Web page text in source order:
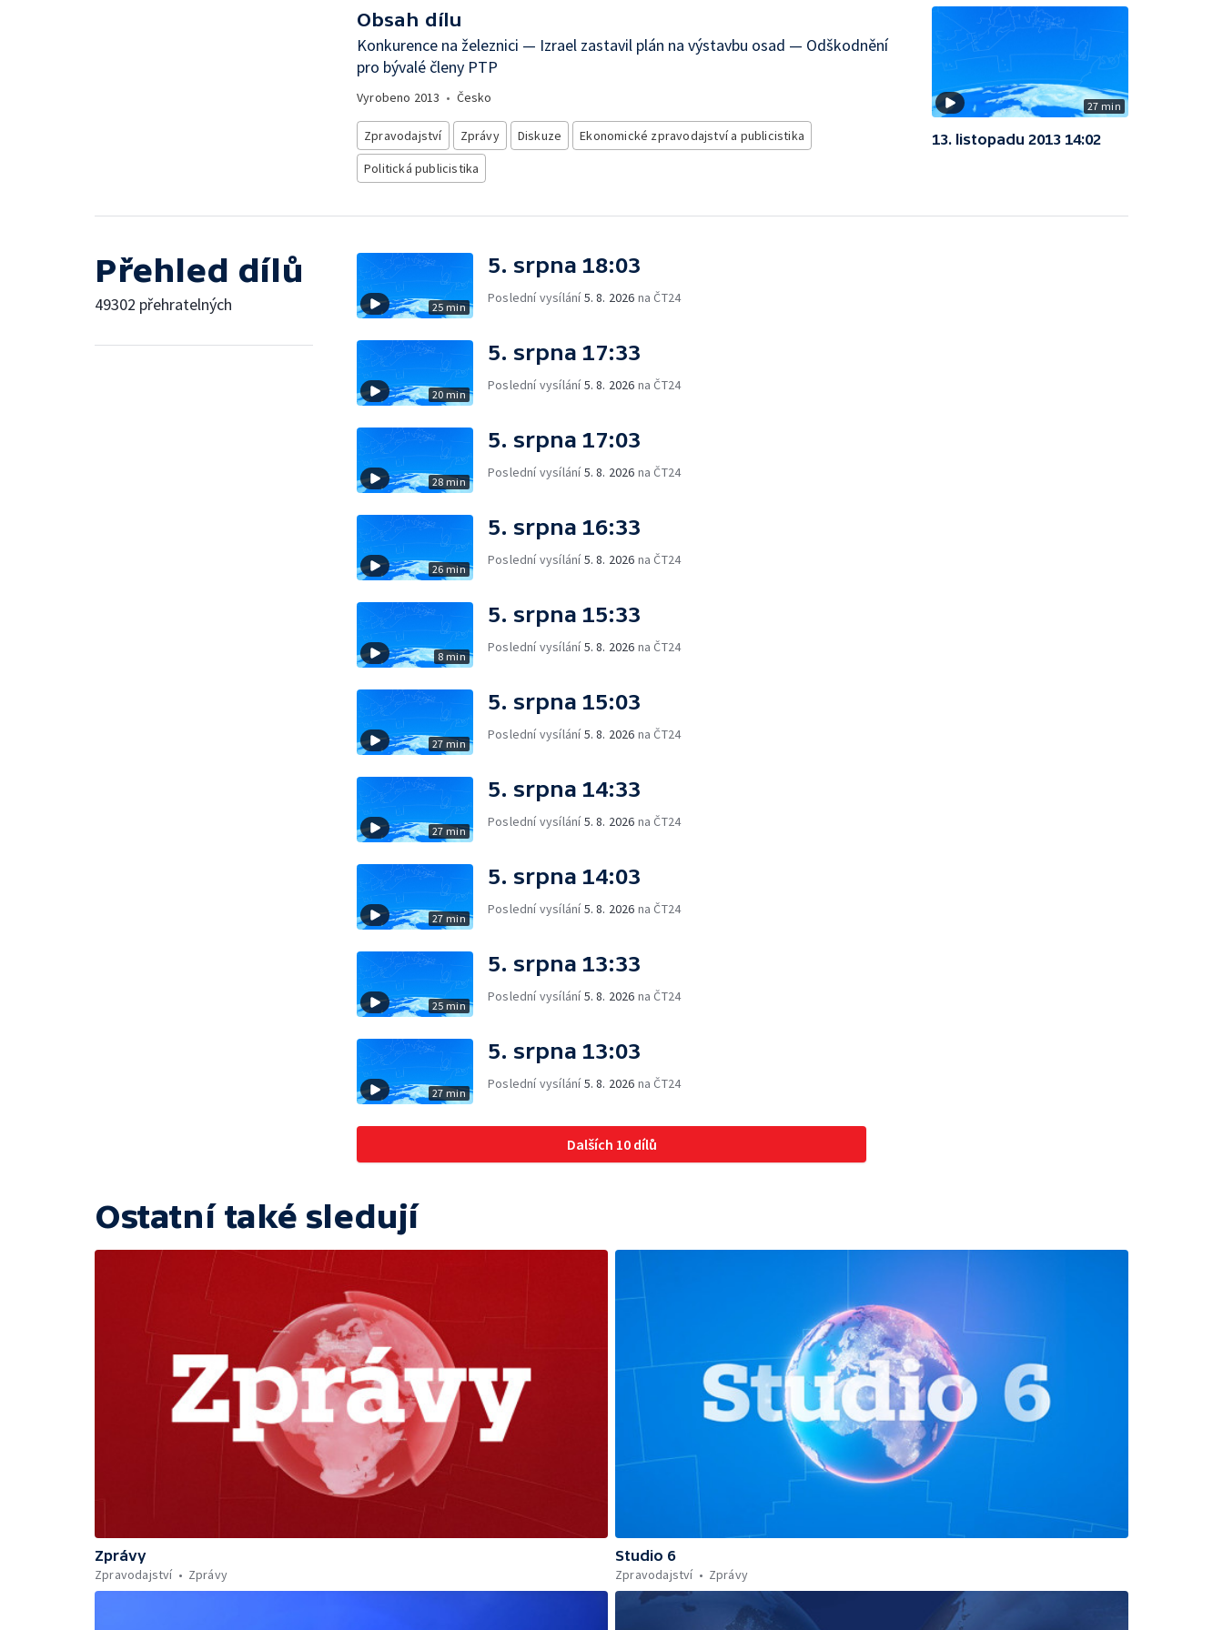
Obsah dílu
Konkurence na železnici — Izrael zastavil plán na výstavbu osad — Odškodnění
pro bývalé členy PTP
Vyrobeno 2013 • Česko
Zpravodajství Zprávy Diskuze
Ekonomické zpravodajství a publicistika
Politická publicistika
27 min
13. listopadu 2013 14:02
Přehled dílů
49302 přehratelných 25 min
5. srpna 18:03
Poslední vysílání5. 8. 2026 na ČT24
20 min
5. srpna 17:33
Poslední vysílání5. 8. 2026 na ČT24
28 min
5. srpna 17:03
Poslední vysílání5. 8. 2026 na ČT24
26 min
5. srpna 16:33
Poslední vysílání5. 8. 2026 na ČT24
8 min
5. srpna 15:33
Poslední vysílání5. 8. 2026 na ČT24
27 min
5. srpna 15:03
Poslední vysílání5. 8. 2026 na ČT24
27 min
5. srpna 14:33
Poslední vysílání5. 8. 2026 na ČT24
27 min
5. srpna 14:03
Poslední vysílání5. 8. 2026 na ČT24
25 min
5. srpna 13:33
Poslední vysílání5. 8. 2026 na ČT24
27 min
5. srpna 13:03
Poslední vysílání5. 8. 2026 na ČT24
Dalších 10 dílů
Ostatní také sledují
Zprávy
Zpravodajství
Zprávy
Studio 6
Zpravodajství
Zprávy